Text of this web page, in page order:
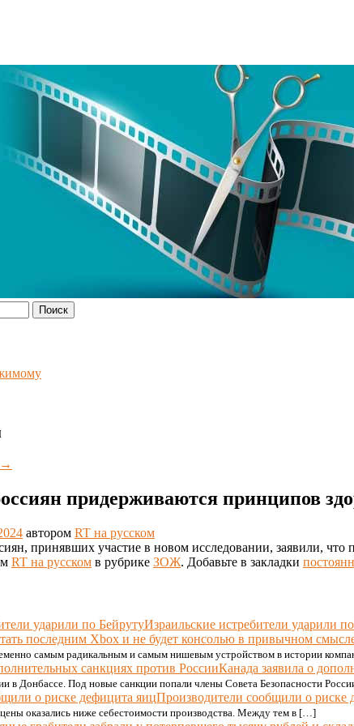
→
придерживаются принципов
автором RT на русском
принявших участие в новом исследовании, заявили,
RT на русском в рубрике ЗОЖ. Добавьте в закладки
Израильские истребители ударили
самым радикальным и самым нишевым устройством в истории
Канада заявила о
в Донбассе. Под новые санкции попали члены Совета Безопасности
Производители сообщили о риске
оказались ниже себестоимости производства. Между тем в […]